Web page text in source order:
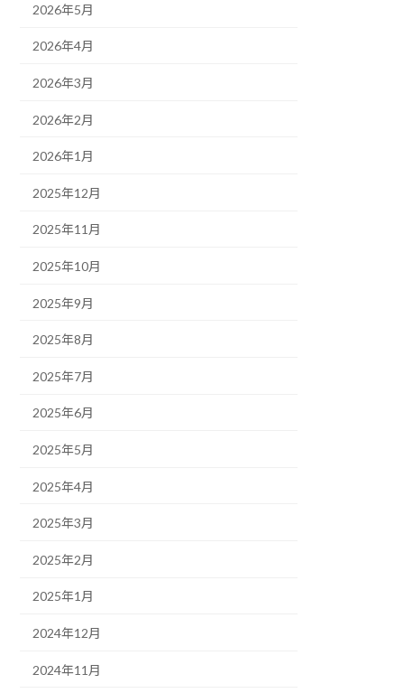
2026年5月
2026年4月
2026年3月
2026年2月
2026年1月
2025年12月
2025年11月
2025年10月
2025年9月
2025年8月
2025年7月
2025年6月
2025年5月
2025年4月
2025年3月
2025年2月
2025年1月
2024年12月
2024年11月